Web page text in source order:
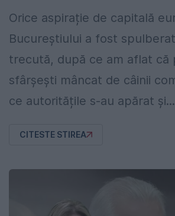
Orice aspirație de capitală
Bucureștiului a fost
trecută, după ce am aflat că
sfârșești mâncat de câinii
ce autoritățile s-au apărat și...
CITESTE STIREA